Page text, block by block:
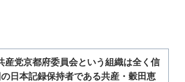
産党京都府委員会という組織は全く信
日本記録保持者である共産・穀田恵